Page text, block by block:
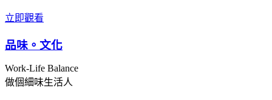
立即觀看
品味。文化
Work-Life Balance
做個細味生活人